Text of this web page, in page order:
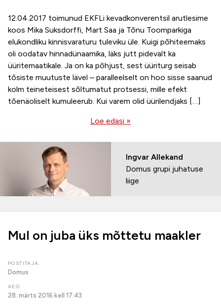
12.04.2017 toimunud EKFLi kevadkonverentsil arutlesime
koos Mika Suksdorffi, Mart Saa ja Tõnu Toomparkiga
elukondliku kinnisvaraturu tuleviku üle. Kuigi põhiteemaks
oli oodatav hinnadünaamika, läks jutt pidevalt ka
üüritemaatikale. Ja on ka põhjust, sest üüriturg seisab
tõsiste muutuste lävel – paralleelselt on hoo sisse saanud
kolm teineteisest sõltumatut protsessi, mille efekt
tõenäoliselt kumuleerub. Kui varem olid üürilendjaks […]
Loe edasi »
Ingvar Allekand
Domus grupi juhatuse
liige
Mul on juba üks mõttetu maakler
POSTITAJA:
Domus
AEG:
28. märts 2016 kell 17:43